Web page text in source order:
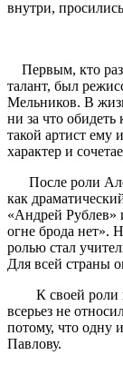
внутри,
Первым, кто
талант, был
Мельников. В
ни за что обидеть
такой артист
характер и
После роли
как
«Андрей Рублев»
огне брода нет».
ролью стал
Для всей страны
К своей роли в
всерьез не
потому, что одну
Павлову.